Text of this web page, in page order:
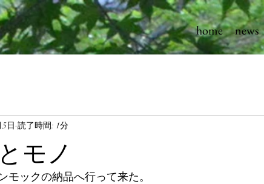
home news
モノ
日 読了時間: 1分
モックの納品へ行って来た。